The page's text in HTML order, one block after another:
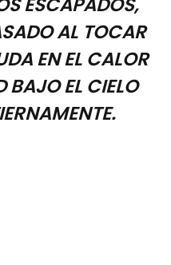
AL TOCAR
EN EL CALOR
BAJO EL CIELO